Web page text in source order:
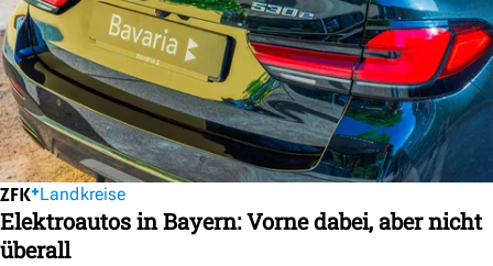
Landkreise
Elektroautos in Bayern: Vorne dabei, aber nicht
überall